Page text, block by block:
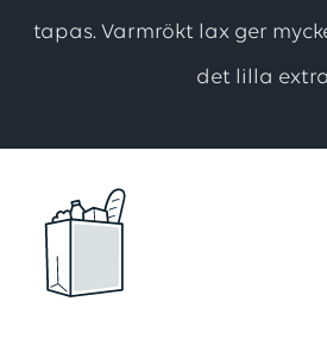
ett
på
tapas. Varmrökt lax ger
det lilla